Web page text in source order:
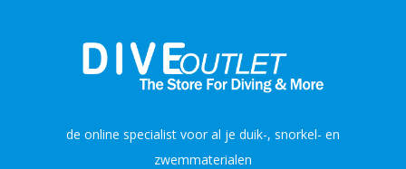
de online specialist voor al je duik-, snorkel- en
zwemmaterialen